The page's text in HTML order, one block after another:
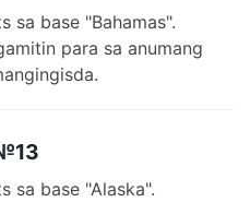
sa base "Bahamas".
para sa anumang
sa base "Alaska".